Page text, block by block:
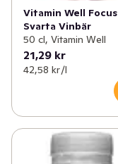
Vitamin Well Focus
Svarta Vinbär
50 cl, Vitamin Well
21,29 kr
42,58 kr /l